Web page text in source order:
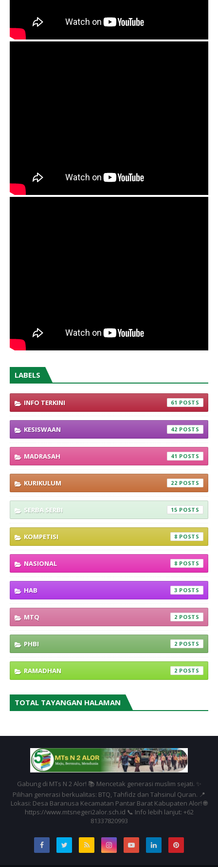
LABELS
INFO TERKINI 61
KESISWAAN 42
MADRASAH 41
KURIKULUM 22
SERBA SERBI 15
KOMPETISI 8
NASIONAL 8
HAB 3
MTQ 2
PHBI 2
RAMADHAN 2
TOTAL TAYANGAN HALAMAN
Gabung di MTs N 2 Alor! 📚 Mencetak generasi muslim sejati. ✨
Pilihan generasi berkualitas: BTQ, Tahfidz dan Tahsinul Quran. 📍
Lokasi: Desa Baranusa Kecamatan Pantar Barat Kabupaten Alor! 🌐
https://www.mtsnegeri2alor.sch.id 📞 Info lebih lanjut: +62
81337820993